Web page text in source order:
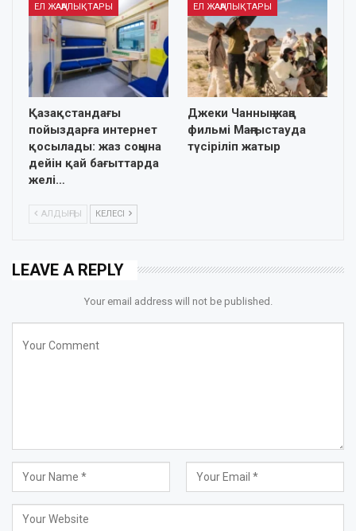
ЕЛ ЖАҢАЛЫҚТАРЫ
Қазақстандағы
пойыздарға интернет
қосылады: жаз соңына
дейін қай бағыттарда
желі…
ЕЛ ЖАҢАЛЫҚТАРЫ
Джеки Чанның жаңа
фильмі Маңғыстауда
түсіріліп жатыр
АЛДЫҢҒЫ КЕЛЕСІ
LEAVE A REPLY
Your email address will not be published.